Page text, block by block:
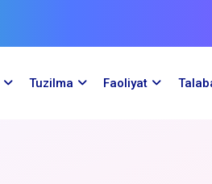
Tuzilma Faoliyat